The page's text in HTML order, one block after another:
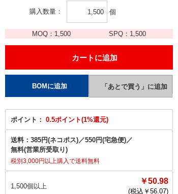
購入数量 個
MOQ： 1,500 SPQ： 1,500
ポイント： 0.5ポイント(1%還元)
送料： 385円(ネコポス)／550円(宅急便)／
無料(営業所受取り)
税別3,000円以上購入で送料無料
1,500個以上
￥50.98
(税込￥ 56.07)